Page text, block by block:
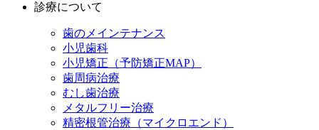
診療について
歯のメインテナンス
小児歯科
小児矯正（予防矯正MAP）
歯周病治療
むし歯治療
メタルフリー治療
精密根管治療（マイクロエンド）